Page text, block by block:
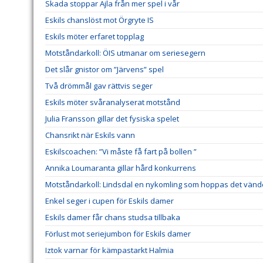
Skada stoppar Ajla från mer spel i vår
Eskils chanslöst mot Örgryte IS
Eskils möter erfaret topplag
Motståndarkoll: ÖIS utmanar om seriesegern
Det slår gnistor om ”Järvens” spel
Två drömmål gav rättvis seger
Eskils möter svåranalyserat motstånd
Julia Fransson gillar det fysiska spelet
Chansrikt när Eskils vann
Eskilscoachen: ”Vi måste få fart på bollen ”
Annika Loumaranta gillar hård konkurrens
Motståndarkoll: Lindsdal en nykomling som hoppas det
Enkel seger i cupen för Eskils damer
Eskils damer får chans studsa tillbaka
Förlust mot seriejumbon för Eskils damer
Iztok varnar för kämpastarkt Halmia